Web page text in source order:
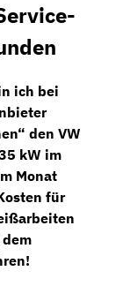
ich bei
den VW
kW im
Monat
für